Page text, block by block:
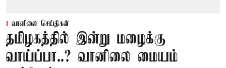
வானிலை செய்திகள்
தமிழகத்தில் இன்று மழைக்கு
வாய்ப்பா..? வானிலை மையம்